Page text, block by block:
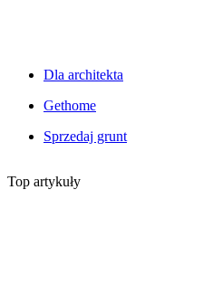
Dla architekta
Gethome
Sprzedaj grunt
Top artykuły